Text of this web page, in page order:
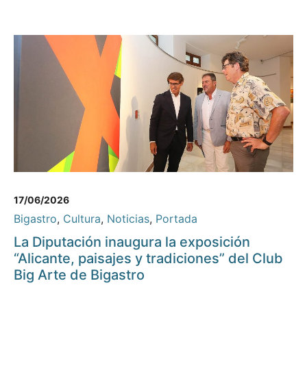
17/06/2026
Bigastro, Cultura, Noticias, Portada
La Diputación inaugura la exposición
“Alicante, paisajes y tradiciones” del Club
Big Arte de Bigastro